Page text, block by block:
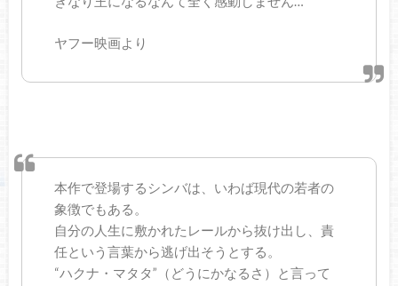
ヤフー映画より
本作で登場するシンバは、いわば現代の若者の
象徴でもある。
自分の人生に敷かれたレールから抜け出し、責
任という言葉から逃げ出そうとする。
“ハクナ・マタタ”（どうにかなるさ）と言って